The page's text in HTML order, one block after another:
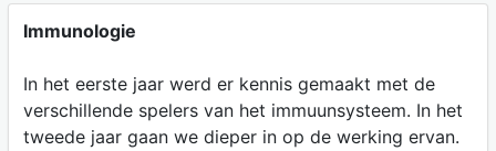
Immunologie
In het eerste jaar werd er kennis gemaakt met de
verschillende spelers van het immuunsysteem. In het
tweede jaar gaan we dieper in op de werking ervan.